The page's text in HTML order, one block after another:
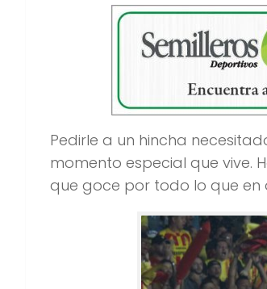
Pedirle a un hincha
momento especial que vive.
que goce por todo lo que en